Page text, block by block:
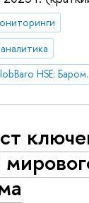
Мониторинг